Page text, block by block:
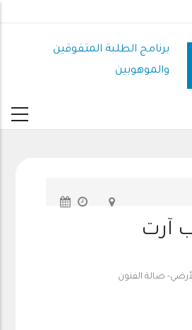
برنامج الطلبة المتفوقين
والموهوبين
آرت